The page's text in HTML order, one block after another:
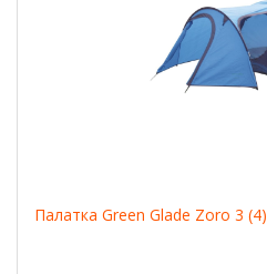
Палатка Green Glade Zoro 3 (4)